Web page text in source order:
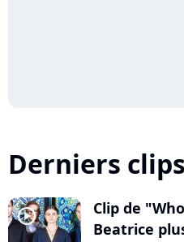
Derniers
player2
Clip de
Beatrice